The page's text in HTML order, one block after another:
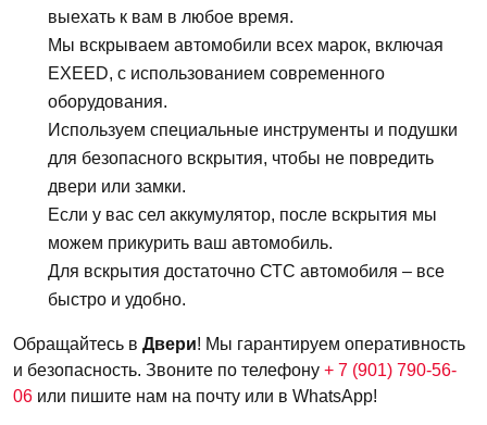
выехать к вам в любое время.
Мы вскрываем автомобили всех марок, включая
EXEED, с использованием современного
оборудования.
Используем специальные инструменты и подушки
для безопасного вскрытия, чтобы не повредить
двери или замки.
Если у вас сел аккумулятор, после вскрытия мы
можем прикурить ваш автомобиль.
Для вскрытия достаточно СТС автомобиля – все
быстро и удобно.
Обращайтесь в Двери! Мы гарантируем оперативность
и безопасность. Звоните по телефону + 7 (901) 790-56-
06 или пишите нам на почту или в WhatsApp!